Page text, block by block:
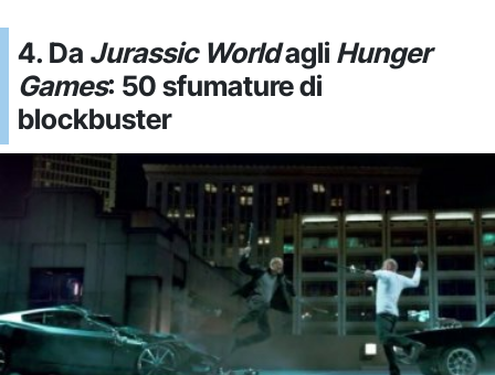
4. Da Jurassic Worldagli Hunger
Games: 50 sfumature di
blockbuster